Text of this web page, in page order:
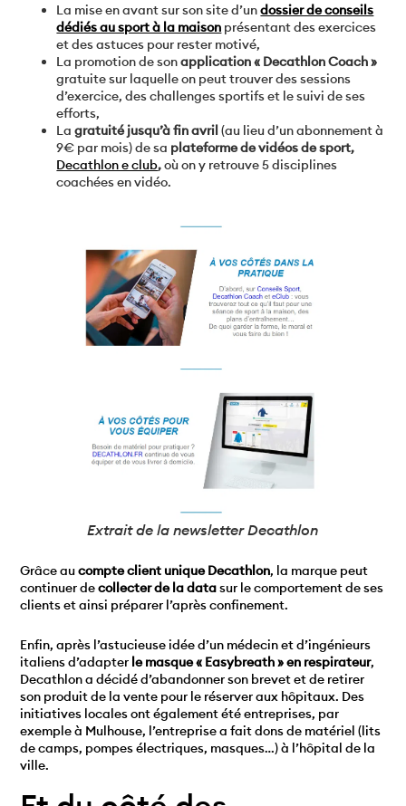
La mise en avant sur son site d’undossier de conseils
dédiés au sport à la maison présentant des exercices
et des astuces pour rester motivé,
La promotion de sonapplication « Decathlon Coach »
gratuite sur laquelle on peut trouver des sessions
d’exercice, des challenges sportifs et le suivi de ses
efforts,
Lagratuité jusqu’à fin avril(au lieu d’un abonnement à
9€ par mois) de sa plateforme de vidéos de sport,
Decathlon e club,où on y retrouve 5 disciplines
coachées en vidéo.
Extrait de la newsletter Decathlon
Grâce aucompte client unique Decathlon, la marque peut
continuer decollecter de la datasur le comportement de ses
clients et ainsi préparer l’après confinement.
Enfin, après l’astucieuse idée d’un médecin et d’ingénieurs
italiens d’adapter le masque « Easybreath » en respirateur,
Decathlon a décidé d’abandonner son brevet et de retirer
son produit de la vente pour le réserver aux hôpitaux. Des
initiatives locales ont également été entreprises, par
exemple à Mulhouse, l’entreprise a fait dons de matériel (lits
de camps, pompes électriques, masques…) à l’hôpital de la
ville.